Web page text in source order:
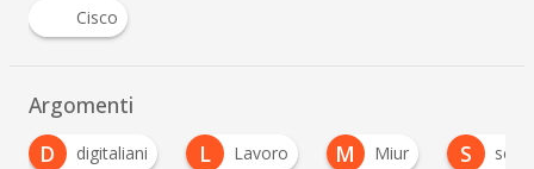
Cisco
Argomenti
digitaliani L Lavoro M Miur S scuola